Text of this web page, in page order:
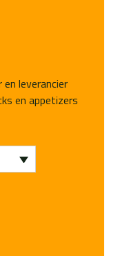
en leverancier
en appetizers